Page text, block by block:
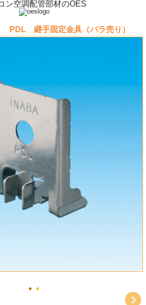
ン空調配管部材のOES
PDL 継手固定金具（バラ売り）